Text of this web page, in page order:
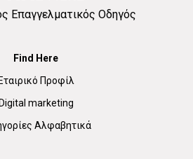
Επαγγελματικός Οδηγός
Find Here
Εταιρικό Προφίλ
Digital marketing
Αλφαβητικά